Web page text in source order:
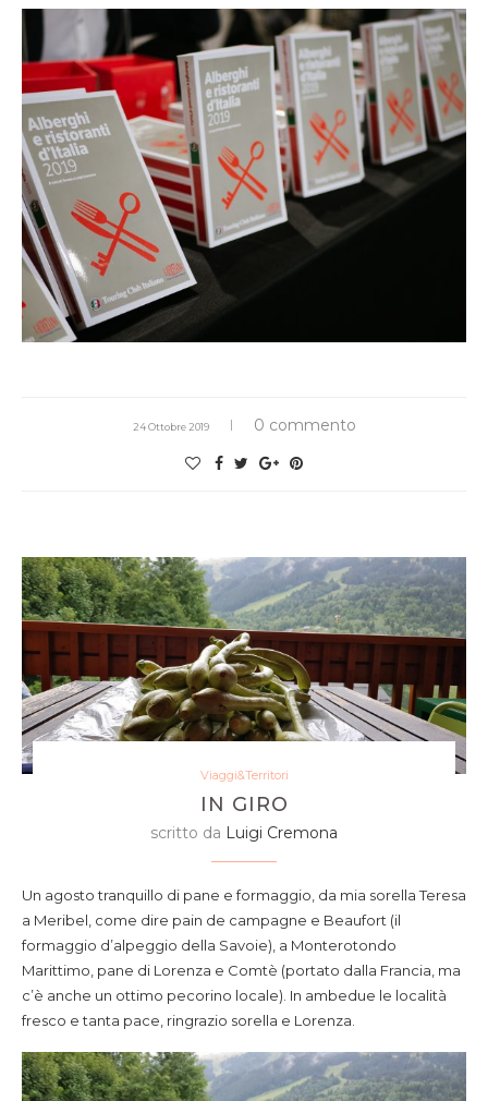
24 Ottobre 2019 0 commento
Viaggi&Territori
IN GIRO
scritto da Luigi Cremona
Un agosto tranquillo di pane e formaggio, da mia sorella Teresa
a Meribel, come dire pain de campagne e Beaufort (il
formaggio d’alpeggio della Savoie), a Monterotondo
Marittimo, pane di Lorenza e Comtè (portato dalla Francia, ma
c’è anche un ottimo pecorino locale). In ambedue le località
fresco e tanta pace, ringrazio sorella e Lorenza.